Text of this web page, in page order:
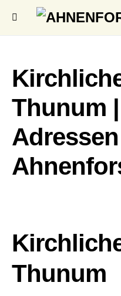
Thunum
Thunum